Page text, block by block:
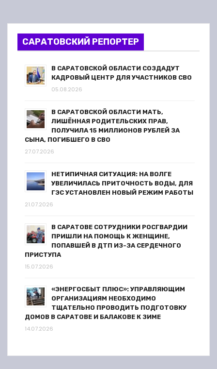
з
а
САРАТОВСКИЙ РЕПОРТЕР
В САРАТОВСКОЙ ОБЛАСТИ СОЗДАДУТ
КАДРОВЫЙ ЦЕНТР ДЛЯ УЧАСТНИКОВ СВО
05.08.2026
В САРАТОВСКОЙ ОБЛАСТИ МАТЬ,
ЛИШЁННАЯ РОДИТЕЛЬСКИХ ПРАВ,
ПОЛУЧИЛА 15 МИЛЛИОНОВ РУБЛЕЙ ЗА
СЫНА, ПОГИБШЕГО В СВО
27.07.2026
НЕТИПИЧНАЯ СИТУАЦИЯ: НА ВОЛГЕ
УВЕЛИЧИЛАСЬ ПРИТОЧНОСТЬ ВОДЫ, ДЛЯ
ГЭС УСТАНОВЛЕН НОВЫЙ РЕЖИМ РАБОТЫ
21.07.2026
В САРАТОВЕ СОТРУДНИКИ РОСГВАРДИИ
ПРИШЛИ НА ПОМОЩЬ К ЖЕНЩИНЕ,
ПОПАВШЕЙ В ДТП ИЗ-ЗА СЕРДЕЧНОГО
ПРИСТУПА
15.07.2026
«ЭНЕРГОСБЫТ ПЛЮС»: УПРАВЛЯЮЩИМ
ОРГАНИЗАЦИЯМ НЕОБХОДИМО
ТЩАТЕЛЬНО ПРОВОДИТЬ ПОДГОТОВКУ
ДОМОВ В САРАТОВЕ И БАЛАКОВЕ К ЗИМЕ
14.07.2026